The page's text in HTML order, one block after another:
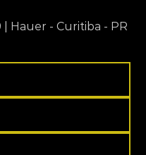
| Hauer - Curitiba - PR